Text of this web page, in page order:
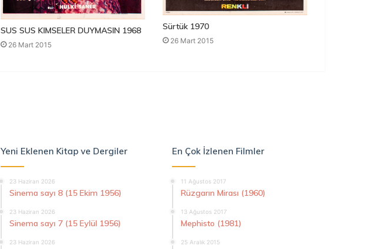
SUS SUS KIMSELER DUYMASIN 1968
26 Mart 2015
Sürtük 1970
26 Mart 2015
Yeni Eklenen Kitap ve Dergiler
23 Haziran 2026
Sinema sayı 8 (15 Ekim 1956)
23 Haziran 2026
Sinema sayı 7 (15 Eylül 1956)
23 Haziran 2026
En Çok İzlenen Filmler
11 Ağustos 2017
Rüzgarın Mirası (1960)
13 Ağustos 2017
Mephisto (1981)
25 Aralık 2015